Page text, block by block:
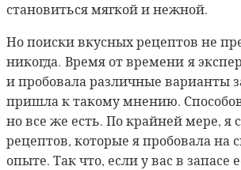
становиться мягкой и нежной.
Но поиски вкусных рецептов не
никогда. Время от времени я
и пробовала различные варианты
пришла к такому мнению.
но все же есть. По крайней мере, я
рецептов, которые я пробовала на
опыте. Так что, если у вас в запасе